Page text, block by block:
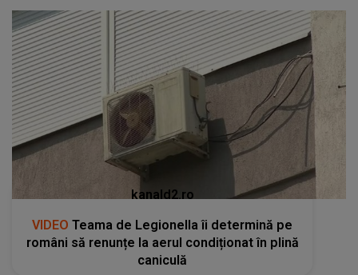
kanald2.ro
VIDEO Teama de Legionella îi determină pe
români să renunțe la aerul condiționat în plină
caniculă